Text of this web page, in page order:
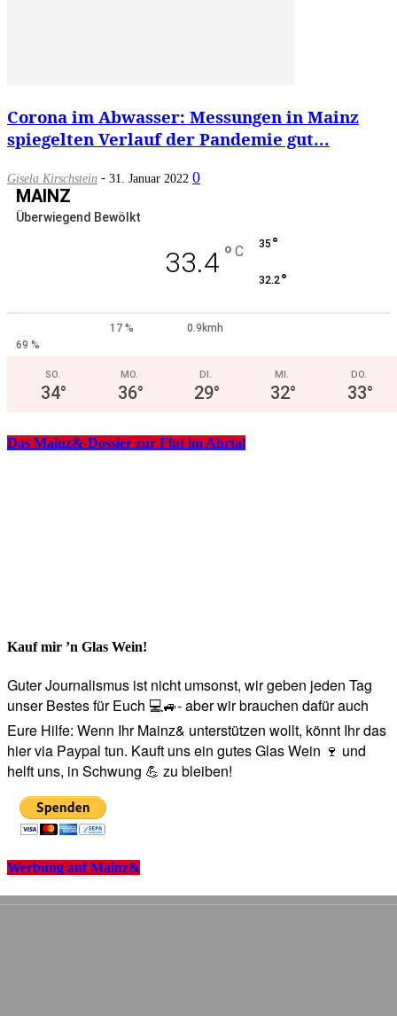
Corona im Abwasser: Messungen in Mainz
spiegelten Verlauf der Pandemie gut...
Gisela Kirschstein - 31. Januar 2022 0
MAINZ
Überwiegend Bewölkt
33.4 ° C 35 °
32.2°
17 %
0.9kmh
69 %
SO.
34°
MO.
36°
DI.
29°
MI.
32°
DO.
33°
Das Mainz&-Dossier zur Flut im Ahrtal
Kauf mir ’n Glas Wein!
Guter Journalismus ist nicht umsonst, wir geben jeden Tag
unser Bestes für Euch 💻🚙- aber wir brauchen dafür auch
Eure Hilfe: Wenn Ihr Mainz& unterstützen wollt, könnt Ihr das
hier via Paypal tun. Kauft uns ein gutes Glas Wein 🍷 und
helft uns, in Schwung 💪 zu bleiben!
Werbung auf Mainz&